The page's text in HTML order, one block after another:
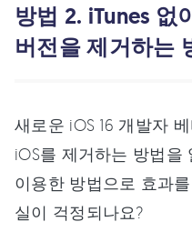
방법 2. iTunes 없
버전을 제거하는
새로운 iOS 16 개발자
iOS를 제거하는 방법을
이용한 방법으로 효과
실이 걱정되나요?